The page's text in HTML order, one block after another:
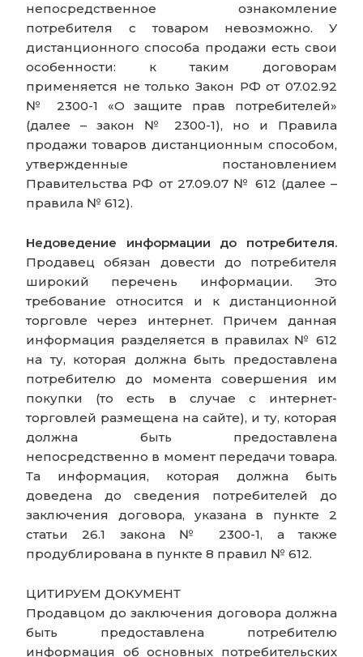
непосредственное ознакомление
потребителя с товаром невозможно. У
дистанционного способа продажи есть свои
особенности: к таким договорам
применяется не только Закон РФ от 07.02.92
№ 2300-1 «О защите прав потребителей»
(далее – закон № 2300-1), но и Правила
продажи товаров дистанционным способом,
утвержденные постановлением
Правительства РФ от 27.09.07 № 612 (далее –
правила № 612).
Недоведение информации до потребителя.
Продавец обязан довести до потребителя
широкий перечень информации. Это
требование относится и к дистанционной
торговле через интернет. Причем данная
информация разделяется в правилах № 612
на ту, которая должна быть предоставлена
потребителю до момента совершения им
покупки (то есть в случае с интернет-
торговлей размещена на сайте), и ту, которая
должна быть предоставлена
непосредственно в момент передачи товара.
Та информация, которая должна быть
доведена до сведения потребителей до
заключения договора, указана в пункте 2
статьи 26.1 закона № 2300-1, а также
продублирована в пункте 8 правил № 612.
ЦИТИРУЕМ ДОКУМЕНТ
Продавцом до заключения договора должна
быть предоставлена потребителю
информация об основных потребительских